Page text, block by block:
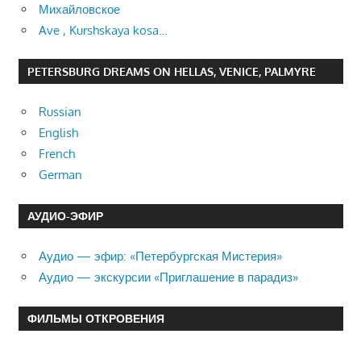
Михайловское
Ave , Kurshskaya kosa…
PETERSBURG DREAMS ON HELLAS, VENICE, PALMYRE
Russian
English
French
German
АУДИО-ЭФИР
Аудио — эфир: «Петербургская Мистерия»
Аудио — экскурсии «Приглашение в парадиз»
ФИЛЬМЫ ОТКРОВЕНИЯ